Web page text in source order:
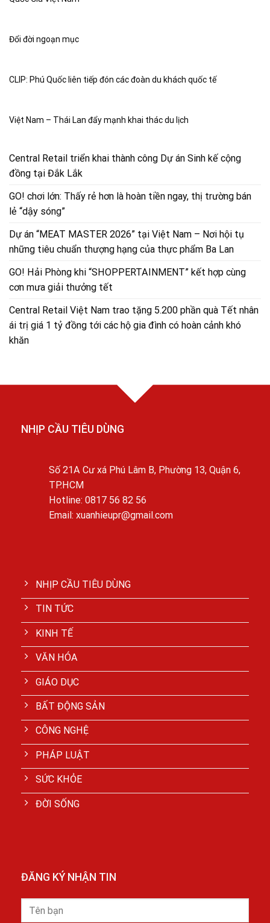
Đổi đời ngoạn mục
CLIP: Phú Quốc liên tiếp đón các đoàn du khách quốc tế
Việt Nam – Thái Lan đẩy mạnh khai thác du lịch
Central Retail triển khai thành công Dự án Sinh kế cộng
đồng tại Đắk Lắk
GO! chơi lớn: Thấy rẻ hơn là hoàn tiền ngay, thị trường bán
lẻ “dậy sóng”
Dự án “MEAT MASTER 2026” tại Việt Nam – Nơi hội tụ
những tiêu chuẩn thượng hạng của thực phẩm Ba Lan
GO! Hải Phòng khi “SHOPPERTAINMENT” kết hợp cùng
cơn mưa giải thưởng tết
Central Retail Việt Nam trao tặng 5.200 phần quà Tết nhân
ái trị giá 1 tỷ đồng tới các hộ gia đình có hoàn cảnh khó
khăn
NHỊP CẦU TIÊU DÙNG
Số 21A Cư xá Phú Lâm B, Phường 13, Quận 6,
TP.HCM
Hotline: 0817 56 82 56
Email: xuanhieupr@gmail.com
NHỊP CẦU TIÊU DÙNG
TIN TỨC
KINH TẾ
VĂN HÓA
GIÁO DỤC
BẤT ĐỘNG SẢN
CÔNG NGHỆ
PHÁP LUẬT
SỨC KHỎE
ĐỜI SỐNG
ĐĂNG KÝ NHẬN TIN